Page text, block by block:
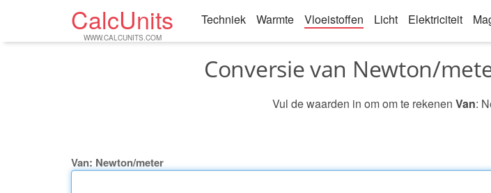
CalcUnits
WWW.CALCUNITS.COM
Techniek Warmte Vloeistoffen Licht Elektriciteit
Conversie van Newton/
Vul de waarden in om om te rekenen Van:
Van: Newton/meter